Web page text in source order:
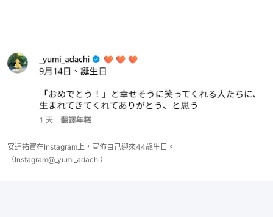
安達祐實在Instagram上，宣佈自己迎來44歲生日。
（Instagram@_yumi_adachi）